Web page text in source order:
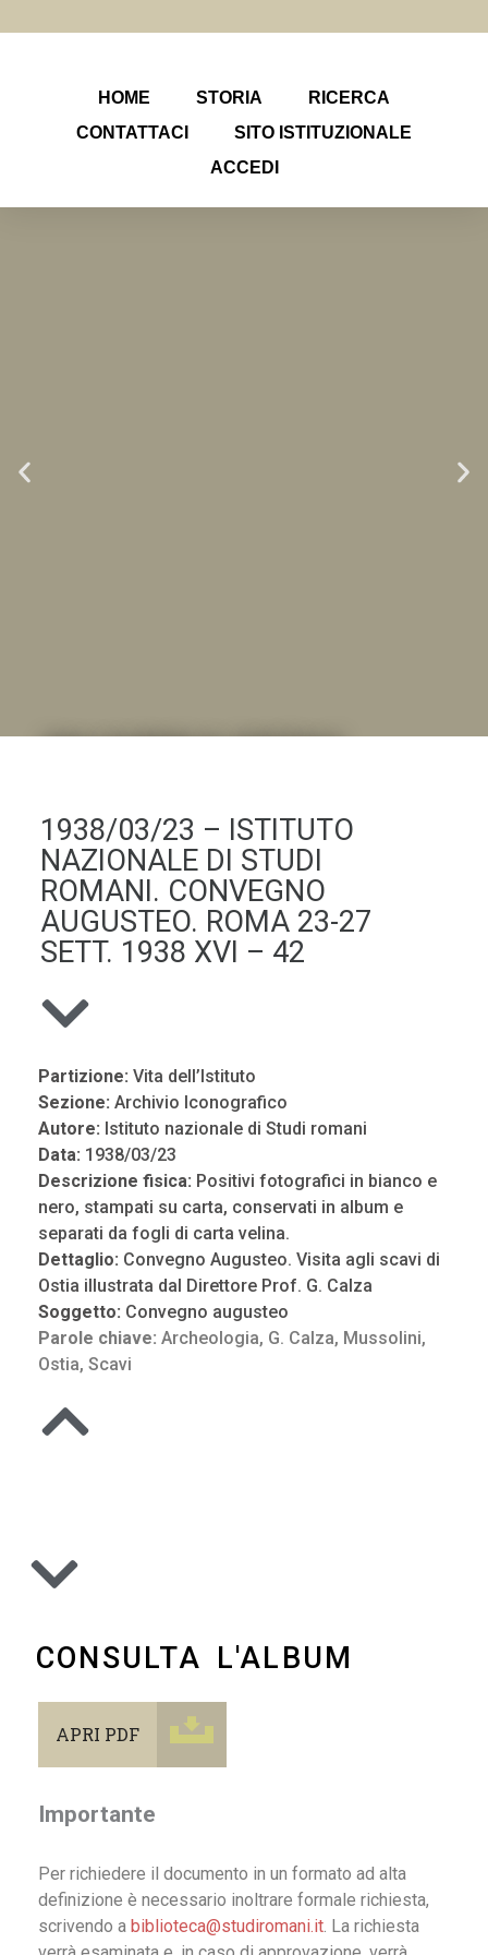
HOME STORIA
RICERCA
CONTATTACI
SITO ISTITUZIONALE
ACCEDI
1938/03/23 – ISTITUTO
NAZIONALE DI STUDI
ROMANI. CONVEGNO
AUGUSTEO. ROMA 23-27
SETT. 1938 XVI – 42
Partizione: Vita dell’Istituto
Sezione: Archivio Iconografico
Autore: Istituto nazionale di Studi romani
Data: 1938/03/23
Descrizione fisica: Positivi fotografici in bianco e
nero, stampati su carta, conservati in album e
separati da fogli di carta velina.
Dettaglio: Convegno Augusteo. Visita agli scavi di
Ostia illustrata dal Direttore Prof. G. Calza
Soggetto: Convegno augusteo
Parole chiave: Archeologia, G. Calza, Mussolini,
Ostia, Scavi
CONSULTA L'ALBUM
APRI PDF
Importante
Per richiedere il documento in un formato ad alta
definizione è necessario inoltrare formale richiesta,
scrivendo a biblioteca@studiromani.it. La richiesta